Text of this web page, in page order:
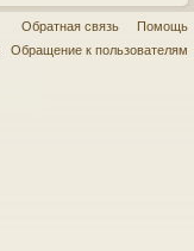
Обратная связь
Помощь
Обращение к пользователям